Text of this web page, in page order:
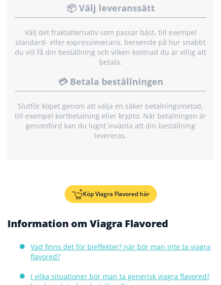
📦 Välj leveranssätt
Välj det fraktalternativ som passar bäst, till exempel
standard- eller expressleverans, beroende på hur snabbt
du vill få din beställning och vilken kostnad du är villig att
betala.
💳 Betala beställningen
Slutför köpet genom att välja en säker betalningsmetod,
till exempel kortbetalning eller krypto. När betalningen är
genomförd kan du lugnt invänta att din beställning
levereras.
Köp Viagra Flavored här
Information om Viagra Flavored
Vad finns det för bieffekter? när bör man inte ta viagra
flavored?
I vilka situationer bör man ta generisk viagra flavored?